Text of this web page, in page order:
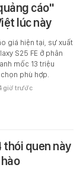
cáo"
lúc này
giá hiện tại, sự xuất
S25 FE ở phân
mốc 13 triệu
phù hợp.
giờ trước
thói quen này